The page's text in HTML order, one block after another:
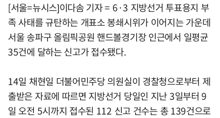
[서울=뉴시스]이다솜 기자 = 6·3 지방선거 투표용지 부
족 사태를 규탄하는 개표소 봉쇄시위가 이어지는 가운데
서울 송파구 올림픽공원 핸드볼경기장 인근에서 일평균
35건에 달하는 신고가 접수됐다.
14일 채현일 더불어민주당 의원실이 경찰청으로부터 제
출받은 자료에 따르면 지방선거 당일인 지난 3일부터 9
일 오전 5시까지 접수된 112 신고 건수는 총 139건으로